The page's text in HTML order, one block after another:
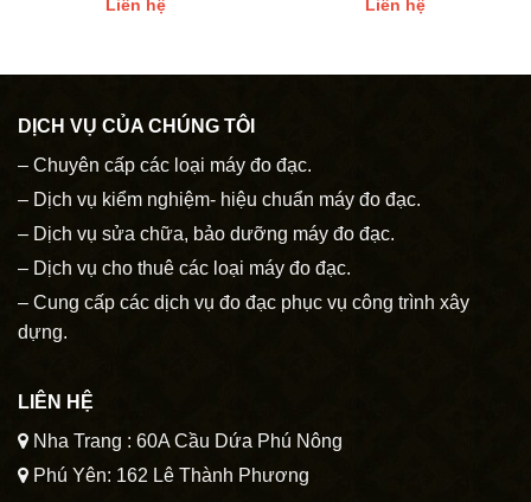
Liên hệ
Liên hệ
DỊCH VỤ CỦA CHÚNG TÔI
– Chuyên cấp các loại máy đo đạc.
– Dịch vụ kiểm nghiệm- hiệu chuẩn máy đo đạc.
– Dịch vụ sửa chữa, bảo dưỡng máy đo đạc.
– Dịch vụ cho thuê các loại máy đo đạc.
– Cung cấp các dịch vụ đo đạc phục vụ công trình xây
dựng.
LIÊN HỆ
Nha Trang : 60A Cầu Dứa Phú Nông
Phú Yên: 162 Lê Thành Phương